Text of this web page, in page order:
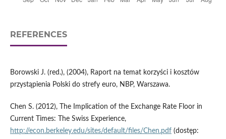
REFERENCES
Borowski J. (red.), (2004), Raport na temat korzyści i kosztów
przystąpienia Polski do strefy euro, NBP, Warszawa.
Chen S. (2012), The Implication of the Exchange Rate Floor in
Current Times: The Swiss Experience,
http://econ.berkeley.edu/sites/default/files/Chen.pdf(dostęp: